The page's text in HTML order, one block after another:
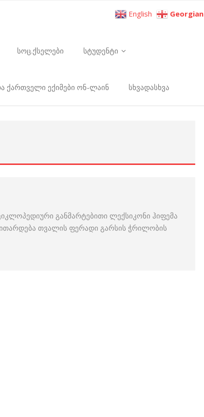
სოც.ქსელები სტუდენტი
ქართველი ექიმები ონ-ლაინ სხვადასხვა
განმარტებითი ლექსიკონი ჰიფემა
თვალის ფერადი გარსის ჭრილობის
English Georgian